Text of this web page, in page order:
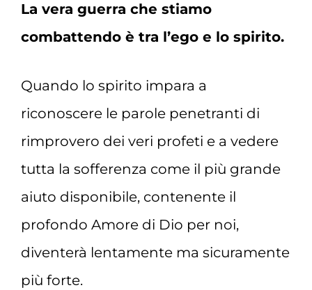
La vera guerra che stiamo
combattendo è tra l’ego e lo spirito.
Quando lo spirito impara a
riconoscere le parole penetranti di
rimprovero dei veri profeti e a vedere
tutta la sofferenza come il più grande
aiuto disponibile, contenente il
profondo Amore di Dio per noi,
diventerà lentamente ma sicuramente
più forte.